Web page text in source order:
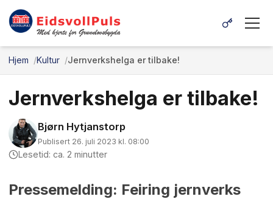
Hjem Kultur Jernverkshelga er tilbake!
Jernverkshelga er tilbake!
Bjørn Hytjanstorp
Publisert 26. juli 2023 kl. 08:00
Lesetid: ca. 2 minutter
Pressemelding: Feiring jernverks